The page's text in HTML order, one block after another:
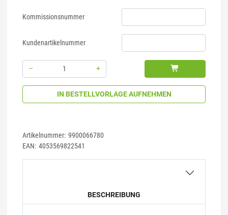
Kommissionsnummer
Kundenartikelnummer
–
+
IN BESTELLVORLAGE AUFNEHMEN
Artikelnummer: 9900066780
EAN: 4053569822541
BESCHREIBUNG